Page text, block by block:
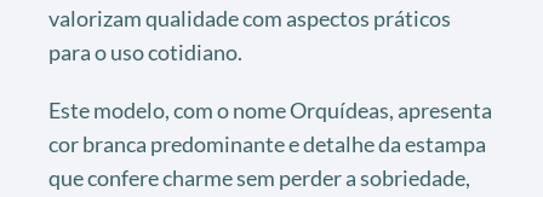
valorizam qualidade com aspectos práticos
para o uso cotidiano.
Este modelo, com o nome Orquídeas, apresenta
cor branca predominante e detalhe da estampa
que confere charme sem perder a sobriedade,